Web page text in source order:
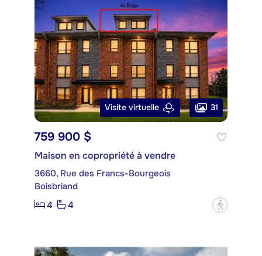
Visite virtuelle 31
759 900 $
Maison en copropriété à vendre
3660, Rue des Francs-Bourgeois
Boisbriand
4
4 ?